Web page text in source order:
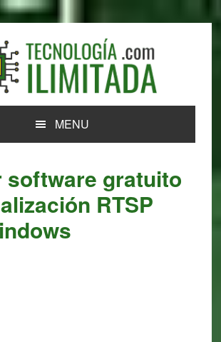
MENU
software gratuito
RTSP